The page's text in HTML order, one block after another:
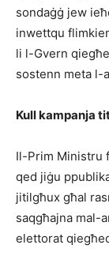
sondaġġ jew
inwettqu
li l-Gvern
sostenn meta l-
Kull kampanja
Il-Prim Ministru
qed jiġu
jitilgħux għal
saqgħajna mal-
elettorat